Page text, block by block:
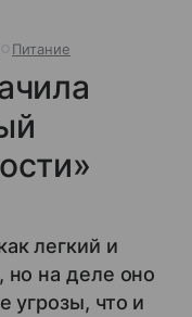
Питание
легкий и
но на деле оно
угрозы, что и